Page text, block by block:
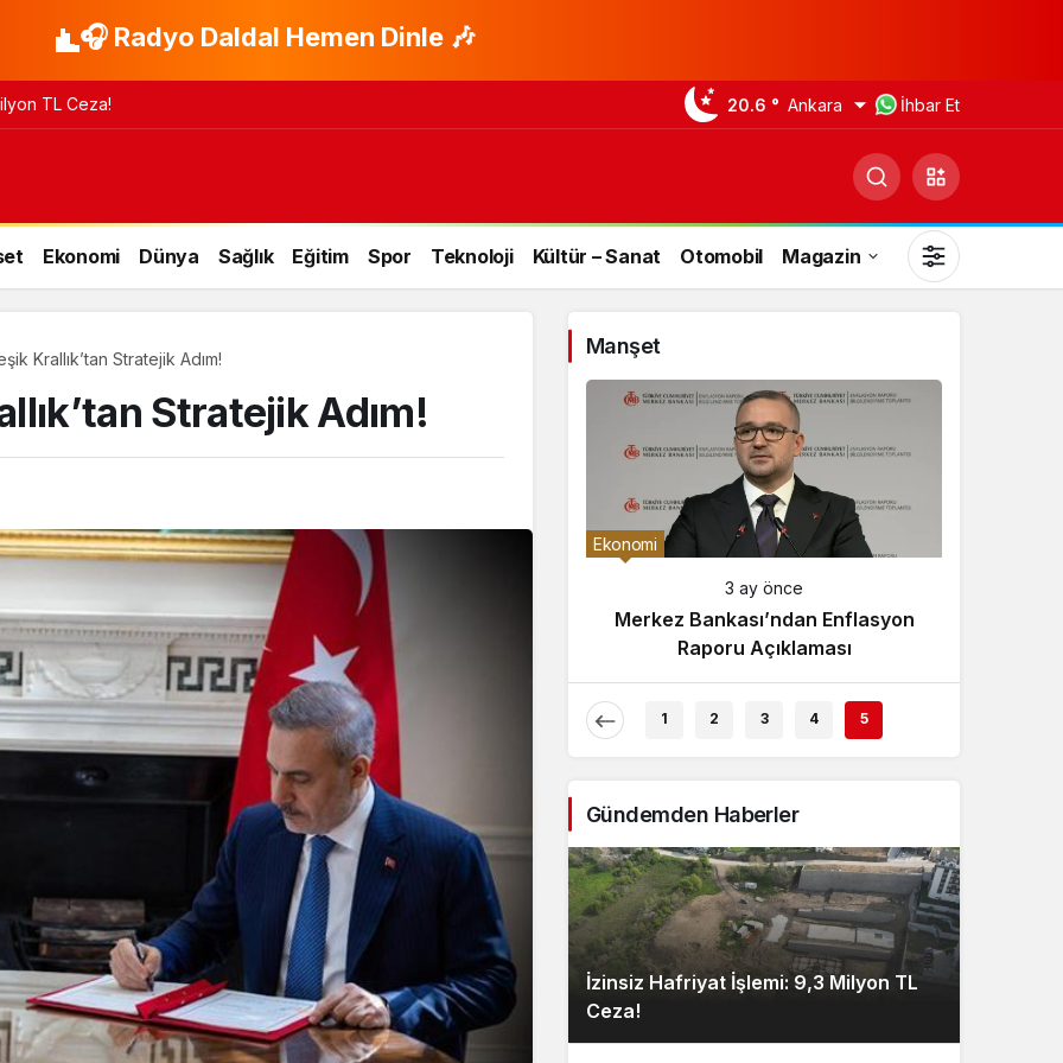
🎧 Radyo Daldal Hemen Dinle 🎶
TL Ceza! 20.6 ° Ankara İhbar Et
Ekonomi Dünya Sağlık Eğitim Spor Teknoloji Kültür – Sanat Otomobil Magazin
Gündüz Modu
Gündüz modunu seçin.
Gece Modu
Gece modunu seçin.
Sistem Modu
Sistem modunu seçin.
Krallık’tan Stratejik Adım!
Stratejik Adım!
Manşet
Tartışması
Son Dakika
3 ay önce
Çaykur Rizespor, Beşiktaş’ı
Ağırlıyor!
Ekonomi
3 ay önce
Merkez Bankası’ndan Enflasyon
Raporu Açıklaması
1 2 3 4 5
Gündemden Haberler
İzinsiz Hafriyat İşlemi: 9,3 Milyon TL
Ceza!